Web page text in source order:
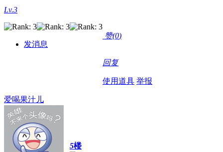
Lv.3
发消息
赞(0)
回复
使用道具 举报
爱喝果汁儿
5楼